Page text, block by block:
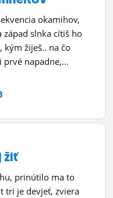
okamihov,
slnka cítiš ho
kým žiješ.. na čo
prvé napadne,...
žiť
prinútilo ma to
tri je devjeť, zviera